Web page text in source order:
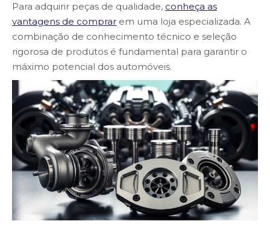
Para adquirir peças de qualidade, conheça as
vantagens de comprar em uma loja especializada. A
combinação de conhecimento técnico e seleção
rigorosa de produtos é fundamental para garantir o
máximo potencial dos automóveis.